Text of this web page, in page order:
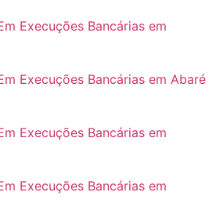
Execuções Bancárias em
Execuções Bancárias em Abaré
Execuções Bancárias em
Execuções Bancárias em